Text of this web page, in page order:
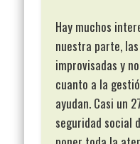
Hay muchos
nuestra parte,
improvisadas y
cuanto a la
ayudan. Casi un
seguridad social